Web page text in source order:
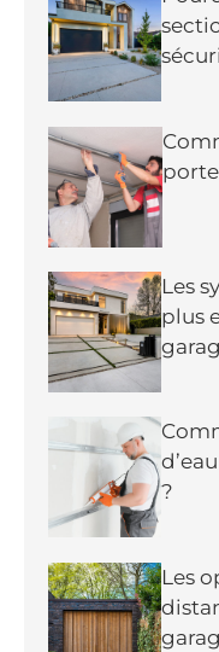
Les
plus
?
Les